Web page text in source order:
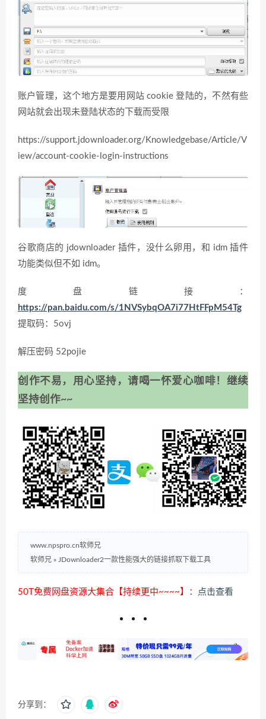
账户管理，这个地方是要用网站 cookie 登陆的，不然有些
网站就会出现未登陆状态的下载而受限
https://support.jdownloader.org/Knowledgebase/Article/V
iew/account-cookie-login-instructions
谷歌商店的 jdownloader 插件，没什么卵用，和 idm 插件
功能类似但不如 idm。
度盘链接：
https://pan.baidu.com/s/1NVSybqOA7i77HtFFpM54Tg
提取码：5ovj
解压密码 52pojie
创作不易，用心坚持，请喝一怀爱心咖啡！继续
坚持创作~~
www.npspro.cn软师兄
软师兄 » JDownloader2一款性能强大的链接抓取下载工具
50T免费网盘资源大集合【持续更中~~~~】： 点击查看
分享到：